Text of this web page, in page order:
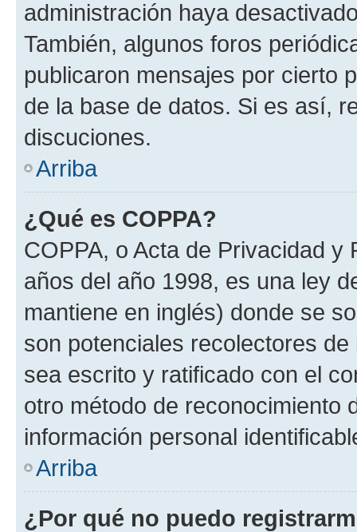
administración haya
También, algunos foros
publicaron mensajes por cierto
de la base de datos. Si es así,
discuciones.
Arriba
¿Qué es COPPA?
COPPA, o Acta de Privacidad
años del año 1998, es una ley
mantiene en inglés) donde se
son potenciales recolectores
sea escrito y ratificado con el
otro método de reconocimiento
información personal
Arriba
¿Por qué no puedo